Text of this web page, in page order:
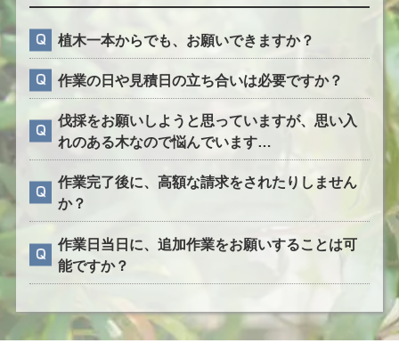
植木一本からでも、お願いできますか？
作業の日や見積日の立ち合いは必要ですか？
伐採をお願いしようと思っていますが、思い入
れのある木なので悩んでいます…
作業完了後に、高額な請求をされたりしません
か？
作業日当日に、追加作業をお願いすることは可
能ですか？